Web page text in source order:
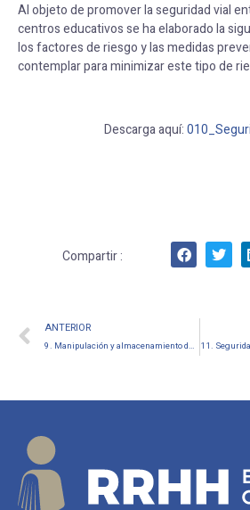
Al objeto de promover la seguridad vial
centros educativos se ha elaborado la
los factores de riesgo y las medidas
contemplar para minimizar este tipo de
Descarga aquí:
Compartir :
ANTERIOR
9. Manipulación y almacenamiento de productos químicos (Ficha Informativa de La Tiza Segura)